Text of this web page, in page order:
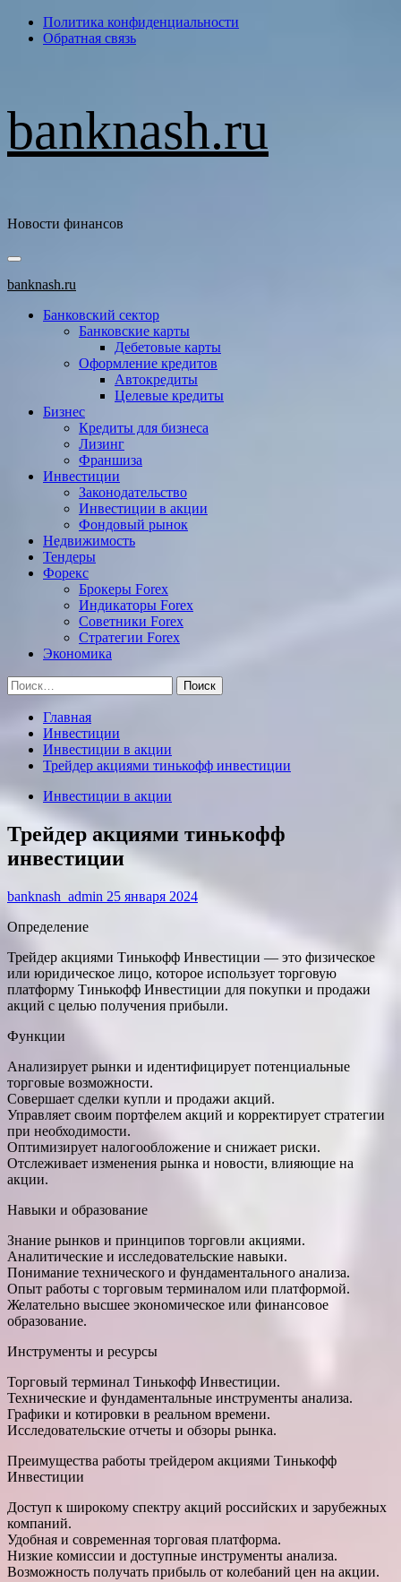
ПерейтиПолитика конфиденциальности
Обратная связь
banknash.ru
Новости финансов
Основное
меню
banknash.ru
Банковский сектор
Банковские карты
Дебетовые карты
Оформление кредитов
Автокредиты
Целевые кредиты
Бизнес
Кредиты для бизнеса
Лизинг
Франшиза
Инвестиции
Законодательство
Инвестиции в акции
Фондовый рынок
Недвижимость
Тендеры
Форекс
Брокеры Forex
Индикаторы Forex
Советники Forex
Стратегии Forex
Экономика
Найти:
Главная
Инвестиции
Инвестиции в акции
Трейдер акциями тинькофф инвестиции
Инвестиции в акции
Трейдер акциями тинькофф
инвестиции
banknash_admin 25 января 2024
Определение
Трейдер акциями Тинькофф Инвестиции — это физическое
или юридическое лицо, которое использует торговую
платформу Тинькофф Инвестиции для покупки и продажи
акций с целью получения прибыли.
Функции
Анализирует рынки и идентифицирует потенциальные
торговые возможности.
Совершает сделки купли и продажи акций.
Управляет своим портфелем акций и корректирует стратегии
при необходимости.
Оптимизирует налогообложение и снижает риски.
Отслеживает изменения рынка и новости, влияющие на
акции.
Навыки и образование
Знание рынков и принципов торговли акциями.
Аналитические и исследовательские навыки.
Понимание технического и фундаментального анализа.
Опыт работы с торговым терминалом или платформой.
Желательно высшее экономическое или финансовое
образование.
Инструменты и ресурсы
Торговый терминал Тинькофф Инвестиции.
Технические и фундаментальные инструменты анализа.
Графики и котировки в реальном времени.
Исследовательские отчеты и обзоры рынка.
Преимущества работы трейдером акциями Тинькофф
Инвестиции
Доступ к широкому спектру акций российских и зарубежных
компаний.
Удобная и современная торговая платформа.
Низкие комиссии и доступные инструменты анализа.
Возможность получать прибыль от колебаний цен на акции.